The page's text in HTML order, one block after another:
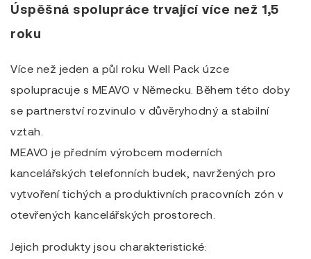
Úspěšná spolupráce trvající více než 1,5
roku
Více než jeden a půl roku Well Pack úzce
spolupracuje s MEAVO v Německu. Během této doby
se partnerství rozvinulo v důvěryhodný a stabilní
vztah.
MEAVO je předním výrobcem moderních
kancelářských telefonních budek, navržených pro
vytvoření tichých a produktivních pracovních zón v
otevřených kancelářských prostorech.
Jejich produkty jsou charakteristické: